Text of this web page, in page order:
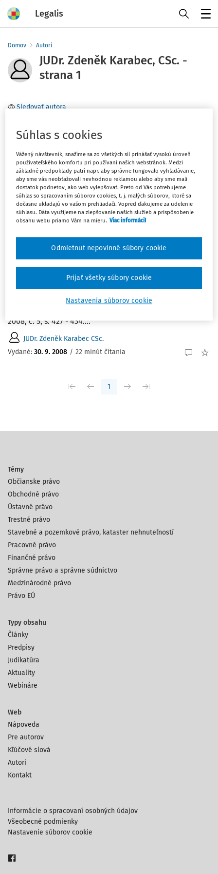
Legalis
Domov Autori
JUDr. Zdeněk Karabec, CSc. -
strana 1
Sledovať autora
Filter
Počet vyhľadaných dokumentov:1
Zoradiť podľa
ČLÁNKY
Zkoumání trestní politiky
Institut pro kriminológii a sociální prevenci, Praha.
2008, č. 5, s. 427 - 434....
JUDr. Zdeněk Karabec CSc.
Vydané: 30. 9. 2008 / 22 minút čítania
1
Témy
Občianske právo
Obchodné právo
Ústavné právo
Trestné právo
Stavebné a pozemkové právo, kataster nehnuteľností
Pracovné právo
Finančné právo
Správne právo a správne súdnictvo
Medzinárodné právo
Právo EÚ
Typy obsahu
Články
Predpisy
Judikatúra
Aktuality
Webináre
Web
Nápoveda
Pre autorov
Kľúčové slová
Autori
Kontakt
Informácie o spracovaní osobných údajov
Všeobecné podmienky
Nastavenie súborov cookie
Súhlas s cookies
Vážený návštevník, snažíme sa zo všetkých síl prinášať vysokú úroveň
používateľského komfortu pri používaní našich webstránok. Medzi
základné predpoklady patrí napr. aby správne fungovalo vyhľadávanie,
aby sme vás neobťažovali nevhodnou reklamou alebo aby sme mali
dostatok podnetov, ako web vylepšovať. Preto od Vás potrebujeme
súhlas so spracovaním súborov cookies, t. j. malých súborov, ktoré sa
dočasne ukladajú vo vašom prehliadači. Vopred ďakujeme za udelenie
súhlasu. Dáta využijeme na zlepšovanie našich služieb a prispôsobenie
obsahu webu priamo Vám na mieru. Viac informácií
Nastavenia súborov cookie
Odmietnut nepovinné súbory cookie
Prijať všetky súbory cookie